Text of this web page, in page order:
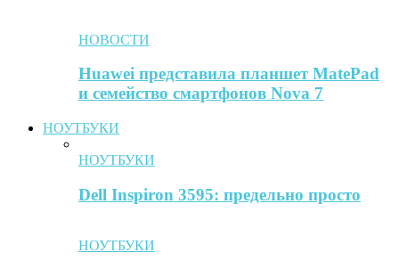
НОВОСТИ
Huawei представила планшет MatePad
и семейство смартфонов Nova 7
НОУТБУКИ
НОУТБУКИ
Dell Inspiron 3595: предельно просто
НОУТБУКИ